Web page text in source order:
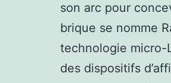
son arc pour
brique se nomme
technologie micro-
des dispositifs